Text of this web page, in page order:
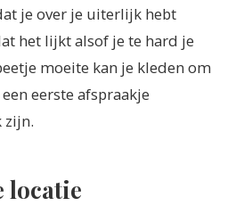
je over je uiterlijk hebt
het lijkt alsof je te hard je
moeite kan je kleden om
eerste afspraakje
zijn.
locatie